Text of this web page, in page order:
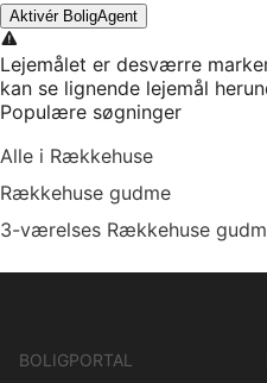
Aktivér BoligAgent
Lejemålet er desværre
kan se lignende lejemål
Populære søgninger
Alle i Rækkehuse
Rækkehuse gudme
3-værelses Rækkehuse
BOLIGPORTAL